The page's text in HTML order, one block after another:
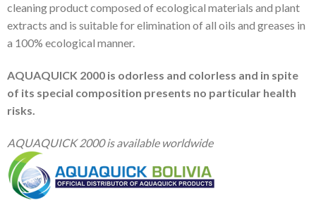
cleaning product composed of ecological materials and plant
extracts and is suitable for elimination of all oils and greases in
a 100% ecological manner.
AQUAQUICK 2000 is odorless and colorless and in spite
of its special composition presents no particular health
risks.
AQUAQUICK 2000 is available worldwide